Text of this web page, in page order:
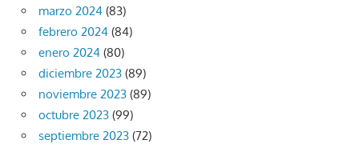
marzo 2024 (83)
febrero 2024 (84)
enero 2024 (80)
diciembre 2023 (89)
noviembre 2023 (89)
octubre 2023 (99)
septiembre 2023 (72)